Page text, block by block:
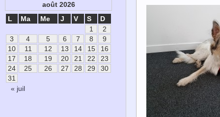
août 2026
L
Ma Me J V S D
« juil
1
2
3
4 5 6 7 8
9
10
11 12 13 14 15
16
17
18 19 20 21 22
23
24
25 26 27 28 29
30
31